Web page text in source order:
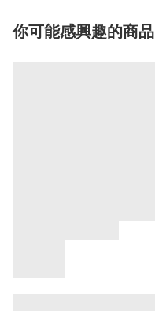
你可能感興趣的商品